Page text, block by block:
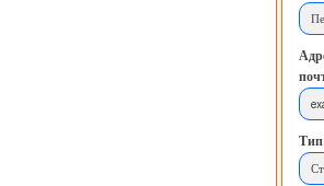
Тип